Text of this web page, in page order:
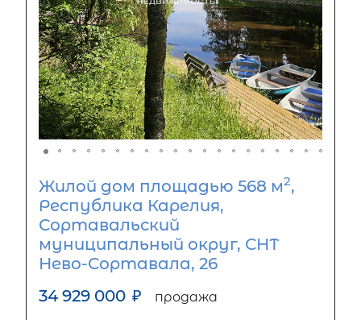
Жилой дом площадью 568 м2,
Республика Карелия,
Сортавальский
муниципальный округ, СНТ
Нево-Сортавала, 26
34 929 000 ₽ продажа